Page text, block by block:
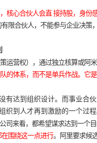
核心合伙人会直 接持股，身份
限合伙人，不能参与企业决策
运营权）， 通过独立核算或阿
的体系，而不是单兵作战。它
达到组织设计。而事业合
织到人才再到激励的一个过程
司来看，都希望谋求达到一
围绕这一点进行。阿里要求候